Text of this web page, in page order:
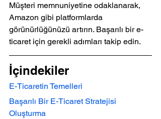
Müşteri memnuniyetine odaklanarak,
Amazon gibi platformlarda
görünürlüğünüzü artırın. Başarılı bir e-
ticaret için gerekli adımları takip edin.
İçindekiler
E-Ticaretin Temelleri
Başarılı Bir E-Ticaret Stratejisi
Oluşturma